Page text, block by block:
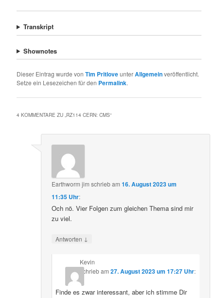
Transkript
Shownotes
Dieser Eintrag wurde vonTim PritloveunterAllgemeinveröffentlicht.
Setze ein Lesezeichen für den Permalink.
4 KOMMENTARE ZU „ RZ114 CERN: CMS“
Earthworm jim schriebam16. August 2023 um
11:35 Uhr:
Och nö. Vier Folgen zum gleichen Thema sind mir
zu viel.
Antworten ↓
Kevin
schriebam 27. August 2023 um 17:27 Uhr:
Finde es zwar interessant, aber ich stimme Dir